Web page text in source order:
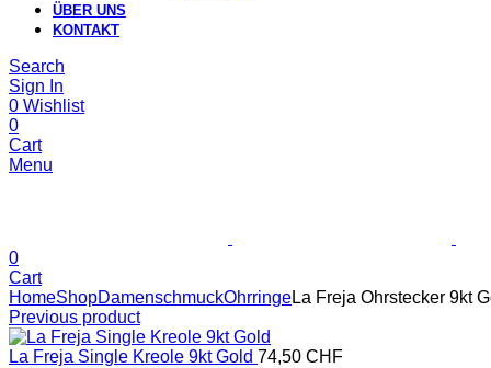
ÜBER UNS
KONTAKT
Search
Sign In
0 Wishlist
0
Cart
Menu
0
Cart
HomeShopDamenschmuckOhrringeLa Freja Ohrstecker 9kt
Previous product
La Freja Single Kreole 9kt Gold 74,50 CHF